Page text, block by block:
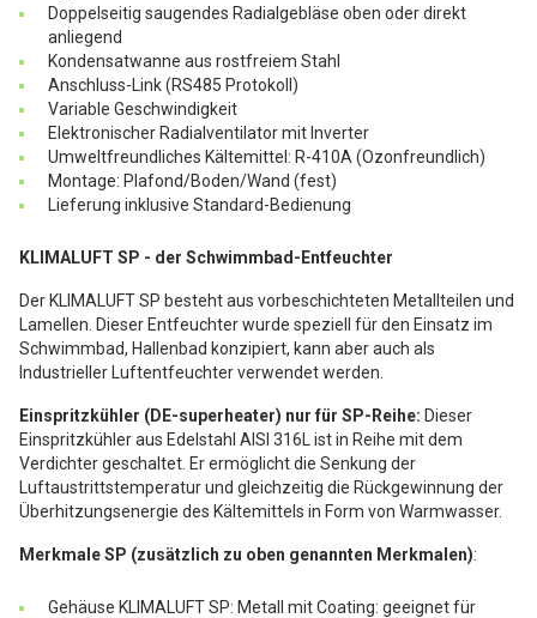
Doppelseitig saugendes Radialgebläse oben oder direkt
anliegend
Kondensatwanne aus rostfreiem Stahl
Anschluss-Link (RS485 Protokoll)
Variable Geschwindigkeit
Elektronischer Radialventilator mit Inverter
Umweltfreundliches Kältemittel: R-410A (Ozonfreundlich)
Montage: Plafond/Boden/Wand (fest)
Lieferung inklusive Standard-Bedienung
KLIMALUFT SP - der Schwimmbad-Entfeuchter
Der KLIMALUFT SP besteht aus vorbeschichteten Metallteilen und
Lamellen. Dieser Entfeuchter wurde speziell für den Einsatz im
Schwimmbad, Hallenbad konzipiert, kann aber auch als
Industrieller Luftentfeuchter verwendet werden.
Einspritzkühler (DE-superheater) nur für SP-Reihe: Dieser
Einspritzkühler aus Edelstahl AISI 316L ist in Reihe mit dem
Verdichter geschaltet. Er ermöglicht die Senkung der
Luftaustrittstemperatur und gleichzeitig die Rückgewinnung der
Überhitzungsenergie des Kältemittels in Form von Warmwasser.
Merkmale SP (zusätzlich zu oben genannten Merkmalen):
Gehäuse KLIMALUFT SP: Metall mit Coating: geeignet für